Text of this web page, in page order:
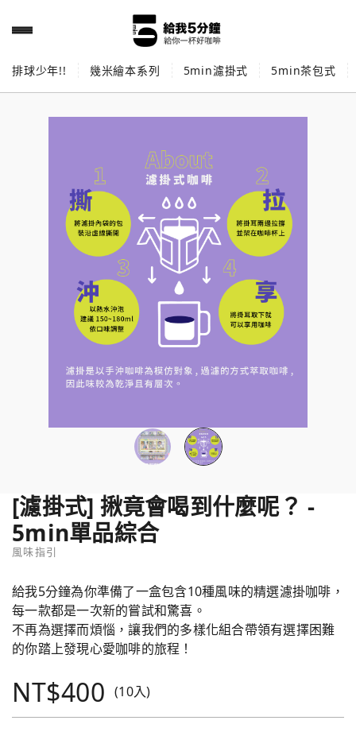
排球少年!! 幾米繪本系列 5min濾掛式 5min茶包式
[濾掛式] 揪竟會喝到什麼呢？ -
5min單品綜合
風味指引
給我5分鐘為你準備了一盒包含10種風味的精選濾掛咖啡，
每一款都是一次新的嘗試和驚喜。
不再為選擇而煩惱，讓我們的多樣化組合帶領有選擇困難
的你踏上發現心愛咖啡的旅程！
NT$400 (10入)